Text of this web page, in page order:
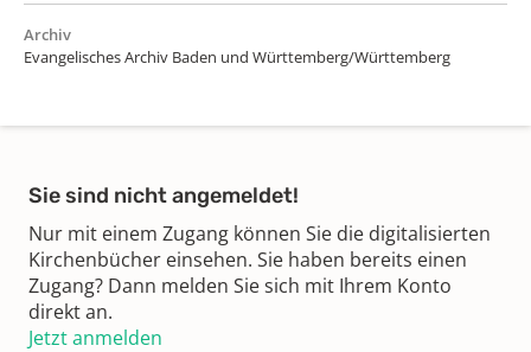
Archiv
Evangelisches Archiv Baden und Württemberg/Württemberg
Sie sind nicht angemeldet!
Nur mit einem Zugang können Sie die digitalisierten
Kirchenbücher einsehen. Sie haben bereits einen
Zugang? Dann melden Sie sich mit Ihrem Konto
direkt an.
Jetzt anmelden